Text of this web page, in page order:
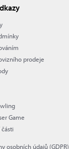
prodeje
Game
osobních údajů (GDPR)